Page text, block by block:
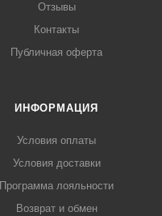
Отзывы
Контакты
Публичная оферта
ИНФОРМАЦИЯ
Условия оплаты
Условия доставки
Программа лояльности
Возврат и обмен